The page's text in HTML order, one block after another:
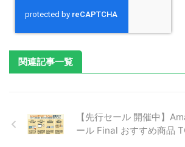
関連記事一覧
【先行セール 開催中】
ール Final おすすめ商品